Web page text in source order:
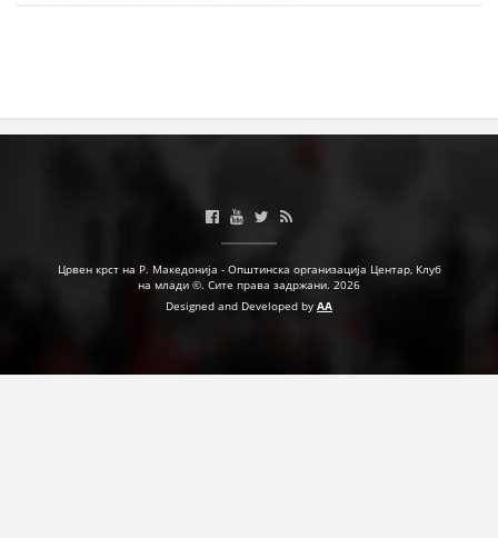
ЗДРАВСТВЕНО ПРЕВЕНТИВНА ДЕЈНОСТ
ПРВА ПОМОШ
КРВОДАРИТЕЛСТВО
МЕНАЏМЕНТ НА ВОЛОНТЕРИ
Црвен крст на Р. Македонија - Општинска организација Центар, Клуб
на млади ©. Сите права задржани. 2026
Designed and Developed by AA